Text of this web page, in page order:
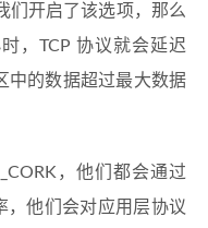
们开启了该选项，那么
，TCP 协议就会延迟
中的数据超过最大数据
，他们都会通过
，他们会对应用层协议